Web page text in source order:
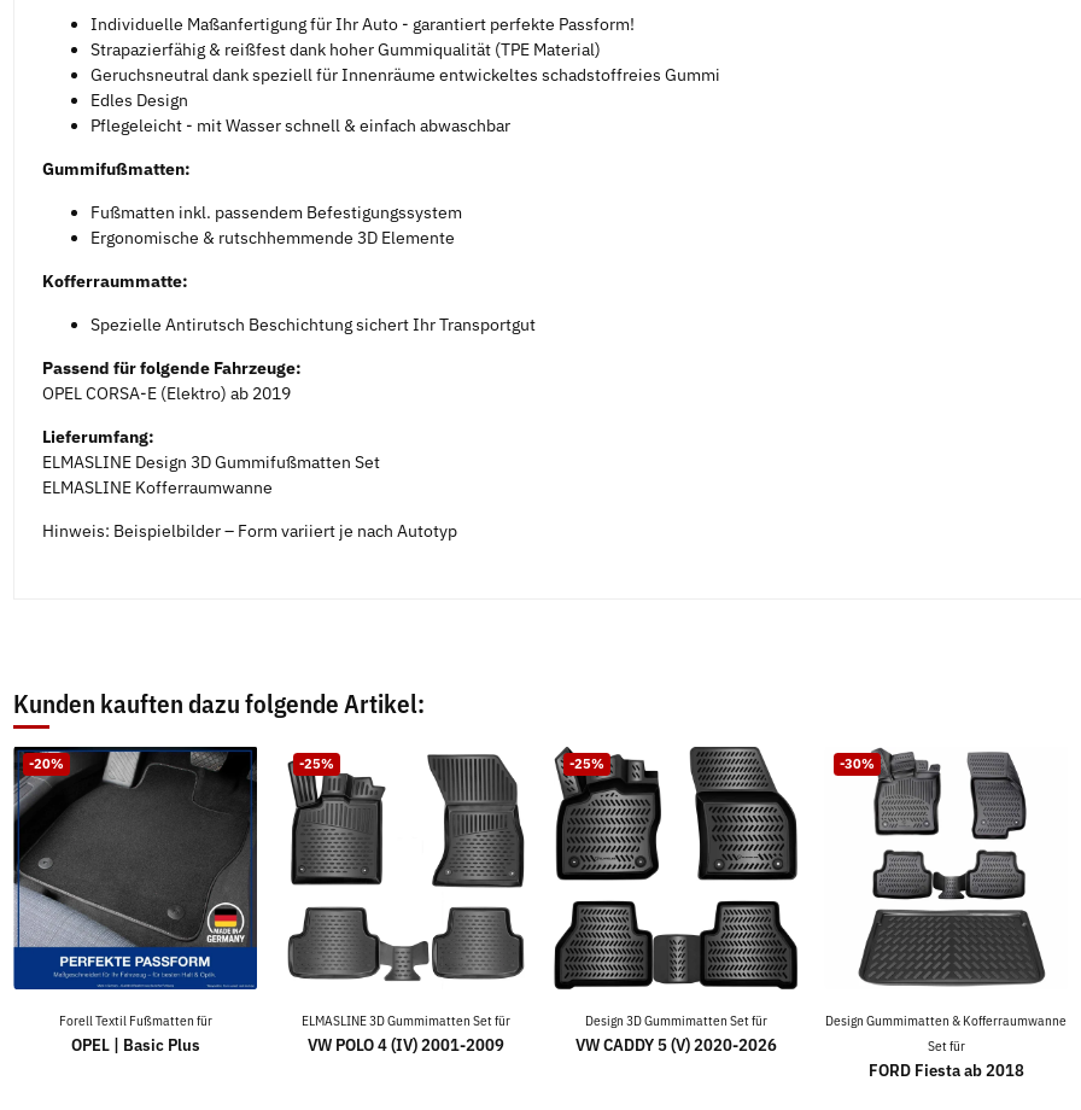
Individuelle Maßanfertigung für Ihr Auto - garantiert perfekte Passform!
Strapazierfähig & reißfest dank hoher Gummiqualität (TPE Material)
Geruchsneutral dank speziell für Innenräume entwickeltes schadstoffreies Gummi
Edles Design
Pflegeleicht - mit Wasser schnell & einfach abwaschbar
Gummifußmatten:
Fußmatten inkl. passendem Befestigungssystem
Ergonomische & rutschhemmende 3D Elemente
Kofferraummatte:
Spezielle Antirutsch Beschichtung sichert Ihr Transportgut
Passend für folgende Fahrzeuge:
OPEL CORSA-E (Elektro) ab 2019
Lieferumfang:
ELMASLINE Design 3D Gummifußmatten Set
ELMASLINE Kofferraumwanne
Hinweis: Beispielbilder – Form variiert je nach Autotyp
Kunden kauften dazu folgende Artikel:
-20%
Forell Textil Fußmatten für
OPEL | Basic Plus
-25%
ELMASLINE 3D Gummimatten Set für
VW POLO 4 (IV) 2001-2009
-25%
Design 3D Gummimatten Set für
VW CADDY 5 (V) 2020-2026
-30%
Design Gummimatten & Kofferraumwanne
Set für
FORD Fiesta ab 2018